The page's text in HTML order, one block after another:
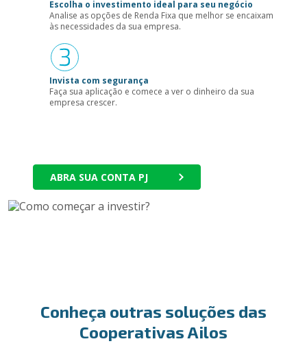
Escolha o investimento ideal para seu negócio
Analise as opções de Renda Fixa que melhor se encaixam
às necessidades da sua empresa.
Invista com segurança
Faça sua aplicação e comece a ver o dinheiro da sua
empresa crescer.
ABRA SUA CONTA PJ
Conheça outras soluções das
Cooperativas Ailos